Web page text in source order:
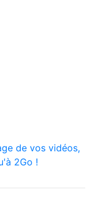
de vos vidéos,
2Go !